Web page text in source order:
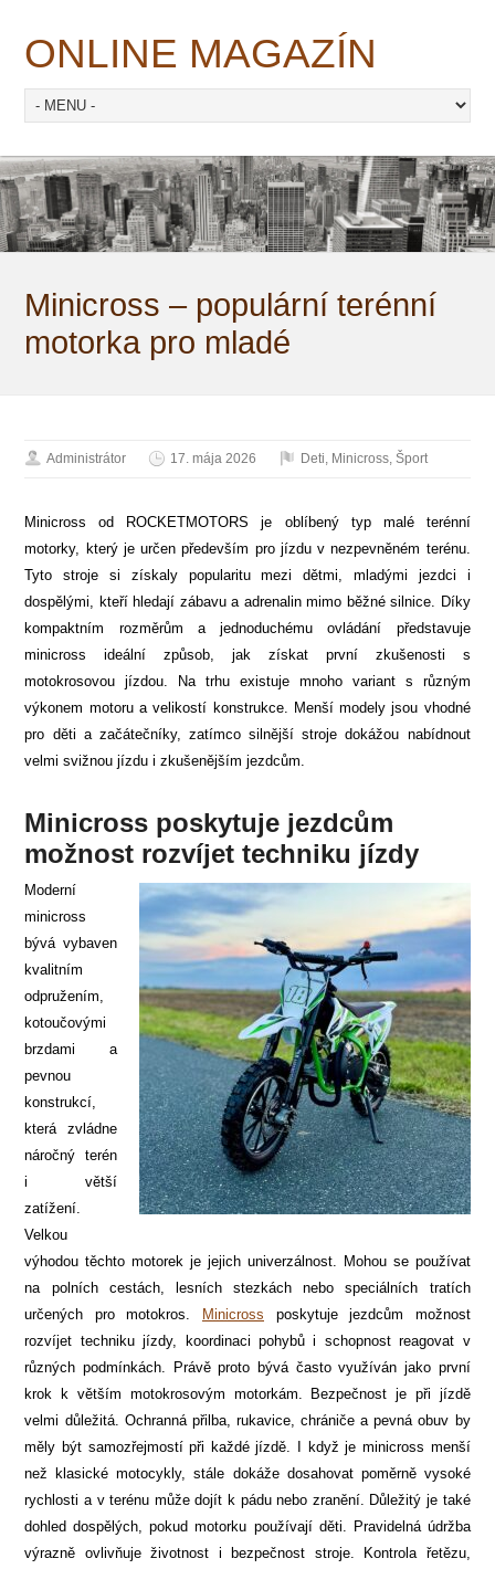
ONLINE MAGAZÍN
Minicross – populární terénní
motorka pro mladé
Administrátor 17. mája 2026 Deti, Minicross,Šport
Minicross od ROCKETMOTORS je oblíbený typ malé terénní
motorky, který je určen především pro jízdu v nezpevněném terénu.
Tyto stroje si získaly popularitu mezi dětmi, mladými jezdci i
dospělými, kteří hledají zábavu a adrenalin mimo běžné silnice. Díky
kompaktním rozměrům a jednoduchému ovládání představuje
minicross ideální způsob, jak získat první zkušenosti s
motokrosovou jízdou. Na trhu existuje mnoho variant s různým
výkonem motoru a velikostí konstrukce. Menší modely jsou vhodné
pro děti a začátečníky, zatímco silnější stroje dokážou nabídnout
velmi svižnou jízdu i zkušenějším jezdcům.
Minicross poskytuje jezdcům
možnost rozvíjet techniku jízdy
Moderní
minicross
bývá vybaven
kvalitním
odpružením,
kotoučovými
brzdami a
pevnou
konstrukcí,
která zvládne
náročný terén
i větší
zatížení.
Velkou
výhodou těchto motorek je jejich univerzálnost. Mohou se používat
na polních cestách, lesních stezkách nebo speciálních tratích
určených pro motokros.
Minicross poskytuje jezdcům možnost
rozvíjet techniku jízdy, koordinaci pohybů i schopnost reagovat v
různých podmínkách. Právě proto bývá často využíván jako první
krok k větším motokrosovým motorkám. Bezpečnost je při jízdě
velmi důležitá. Ochranná přilba, rukavice, chrániče a pevná obuv by
měly být samozřejmostí při každé jízdě. I když je minicross menší
než klasické motocykly, stále dokáže dosahovat poměrně vysoké
rychlosti a v terénu může dojít k pádu nebo zranění. Důležitý je také
dohled dospělých, pokud motorku používají děti. Pravidelná údržba
výrazně ovlivňuje životnost i bezpečnost stroje. Kontrola řetězu,